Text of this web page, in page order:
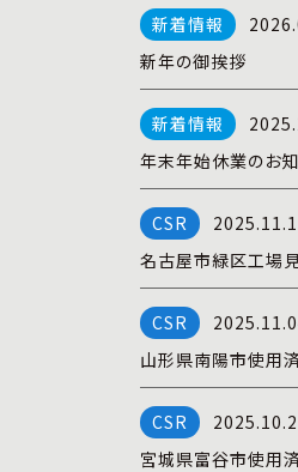
新年の御挨拶
年末年始休業のお
名古屋市緑区工場
山形県南陽市使用
宮城県富谷市使用